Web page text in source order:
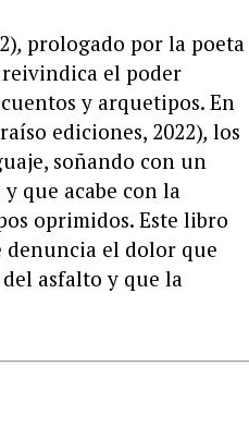
, prologado por la poeta
reivindica el poder
y arquetipos. En
ediciones, 2022), los
soñando con un
que acabe con la
oprimidos. Este libro
denuncia el dolor que
asfalto y que la